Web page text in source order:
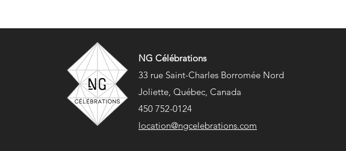
NG Célébrations
33 rue Saint-Charles Borromée Nord
Joliette, Québec, Canada
450 752-0124
location@ngcelebrations.com